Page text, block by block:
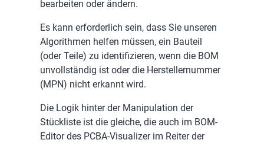
bearbeiten oder ändern.
Es kann erforderlich sein, dass Sie unseren
Algorithmen helfen müssen, ein Bauteil
(oder Teile) zu identifizieren, wenn die BOM
unvollständig ist oder die Herstellernummer
(MPN) nicht erkannt wird.
Die Logik hinter der Manipulation der
Stückliste ist die gleiche, die auch im BOM-
Editor des PCBA-Visualizer im Reiter der